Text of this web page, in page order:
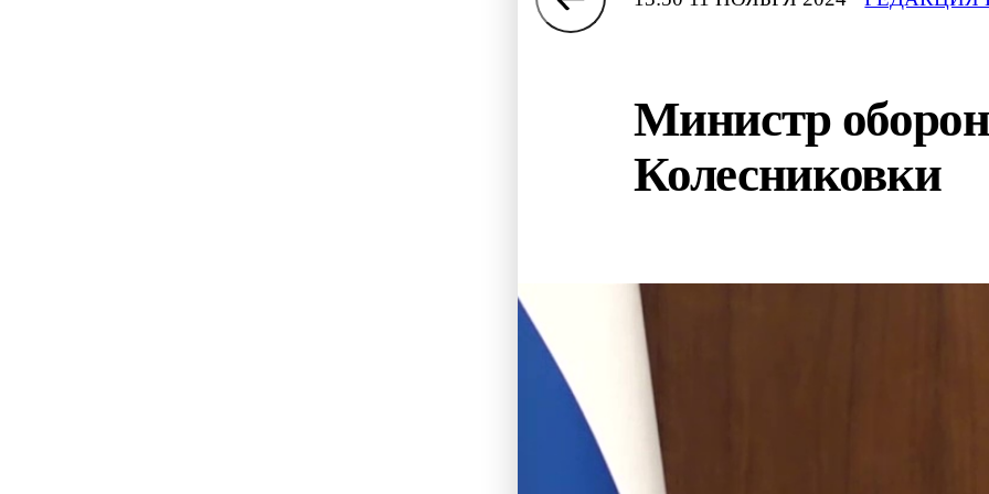
Министр
Колесниковки